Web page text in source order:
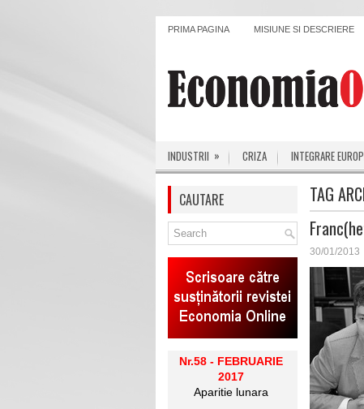
PRIMA PAGINA MISIUNE SI DESCRIERE
INDUSTRII » CRIZA INTEGRARE
TAG
30/01/2013
CAUTARE
Nr.58 - FEBRUARIE
2017
Aparitie lunara